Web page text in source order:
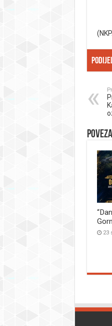
23